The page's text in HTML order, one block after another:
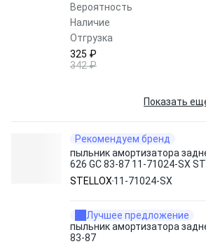
Вероятность
Наличие
Отгрузка
325 ₽
342 ₽
Показать
Рекомендуем бренд
пыльник амортизатора
626 GC 83-87 11-71024-SX
STELLOX 11-71024-SX
Лучшее предложение
пыльник амортизатора
83-87